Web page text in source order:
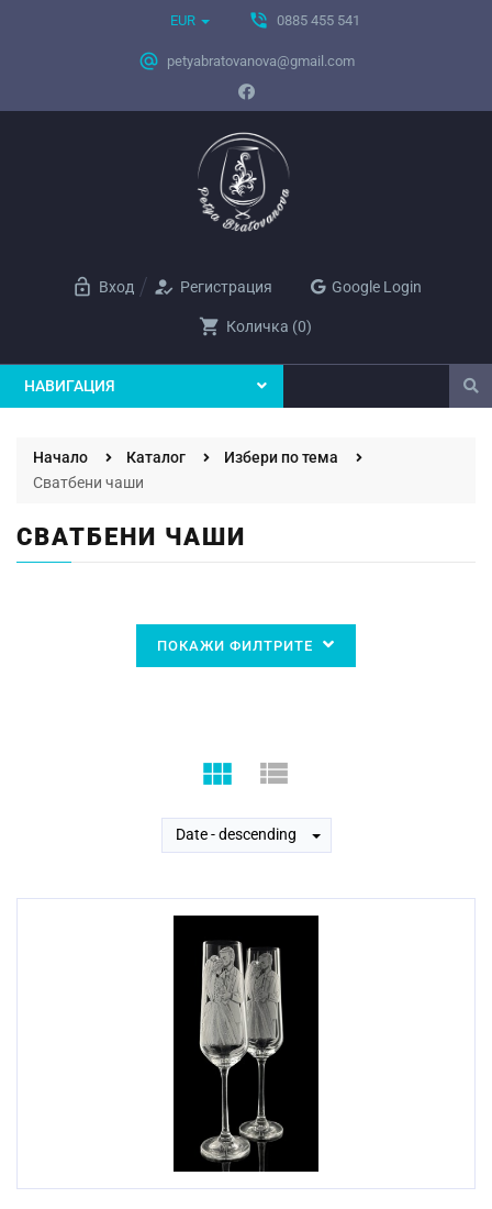
EUR phone_in_talk 0885 455 541
alternate_email petyabratovanova@gmail.com
lock_open Вход how_to_reg Регистрация Google Login
shopping_cart Количка (0)
НАВИГАЦИЯ
Начало Каталог
Избери по тема
Сватбени чаши
СВАТБЕНИ ЧАШИ
ПОКАЖИ ФИЛТРИТЕ
Date - descending